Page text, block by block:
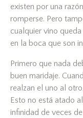
existen por una
romperse. Pero
cualquier vino
en la boca que son
Primero que nada
buen maridaje.
realzan el uno al
Esto no está atado
infinidad de veces